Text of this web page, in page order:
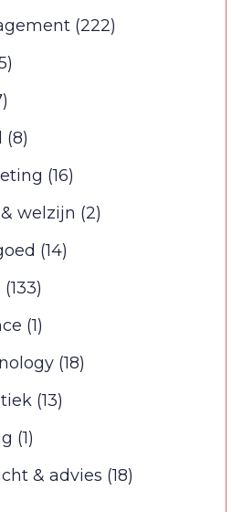
(222)
(8)
(16)
welzijn (2)
(14)
(133)
(1)
(18)
(13)
(1)
& advies (18)